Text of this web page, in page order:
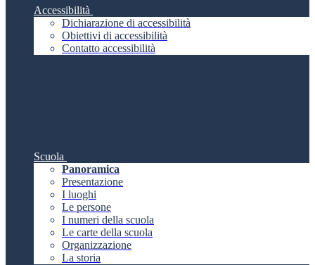
Accessibilità
Dichiarazione di accessibilità
Obiettivi di accessibilità
Contatto accessibilità
Scuola
Panoramica
Presentazione
I luoghi
Le persone
I numeri della scuola
Le carte della scuola
Organizzazione
La storia